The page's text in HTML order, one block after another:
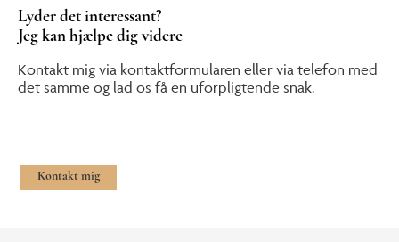
Lyder det interessant?
Jeg kan hjælpe dig videre
Kontakt mig via kontaktformularen eller via telefon med
det samme og lad os få en uforpligtende snak.
Kontakt mig